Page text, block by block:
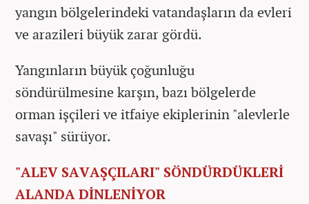
yangın bölgelerindeki vatandaşların da evleri
ve arazileri büyük zarar gördü.
Yangınların büyük çoğunluğu
söndürülmesine karşın, bazı bölgelerde
orman işçileri ve itfaiye ekiplerinin "alevlerle
savaşı" sürüyor.
"ALEV SAVAŞÇILARI" SÖNDÜRDÜKLERİ
ALANDA DİNLENİYOR